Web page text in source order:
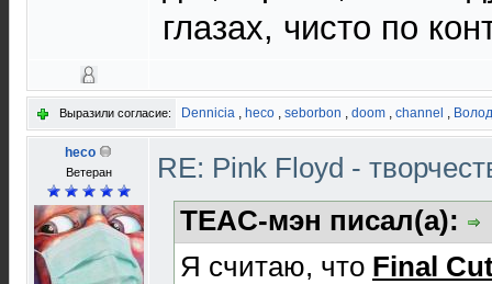
глазах, чисто по
Выразили согласие: Dennicia , heco , seborbon , doom , channel ,
heco
Ветеран
RE: Pink Floyd -
TEAC-мэн писал(а):
Я считаю, что Final